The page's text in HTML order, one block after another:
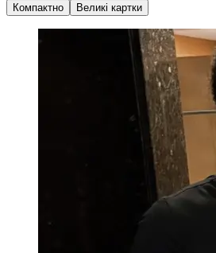
Компактно Великі картки